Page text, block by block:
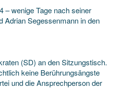
– wenige Tage nach seiner
Adrian Segessenmann in den
(SD) an den Sitzungstisch.
keine Berührungsängste
und die Ansprechperson der